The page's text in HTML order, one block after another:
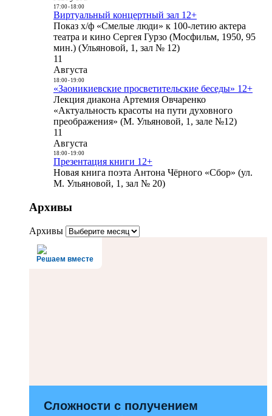
17:00- 18:00
Виртуальный концертный зал 12+
Показ х/ф «Смелые люди» к 100-летию актера
театра и кино Сергея Гурзо (Мосфильм, 1950, 95
мин.) (Ульяновой, 1, зал № 12)
11
Августа
18:00- 19:00
«Заоникиевские просветительские беседы» 12+
Лекция диакона Артемия Овчаренко
«Актуальность красоты на пути духовного
преображения» (М. Ульяновой, 1, зале №12)
11
Августа
18:00- 19:00
Презентация книги 12+
Новая книга поэта Антона Чёрного «Сбор» (ул.
М. Ульяновой, 1, зал № 20)
Архивы
Архивы
Решаем вместе
Сложности с получением